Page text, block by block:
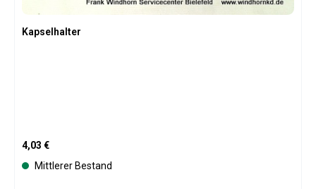
Kapselhalter
Regulärer Preis:
4,03 €
Mittlerer Bestand